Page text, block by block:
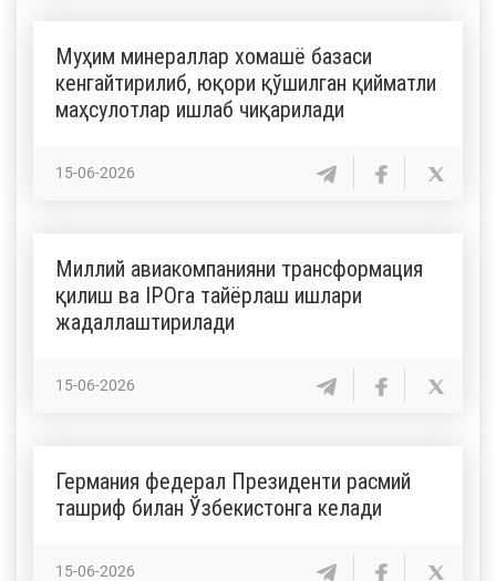
Муҳим минераллар хомашё базаси
кенгайтирилиб, юқори қўшилган қийматли
маҳсулотлар ишлаб чиқарилади
15-06-2026
Миллий авиакомпанияни трансформация
қилиш ва IPOга тайёрлаш ишлари
жадаллаштирилади
15-06-2026
Германия федерал Президенти расмий
ташриф билан Ўзбекистонга келади
15-06-2026